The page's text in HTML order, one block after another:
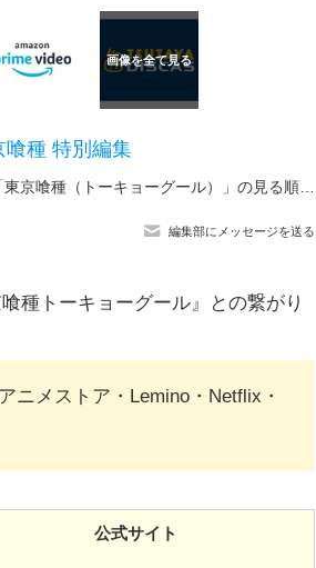
喰種 特別編集
編集部にメッセージを送る
種トーキョーグール』との繋がり
ニメストア・Lemino・Netflix・
公式サイト